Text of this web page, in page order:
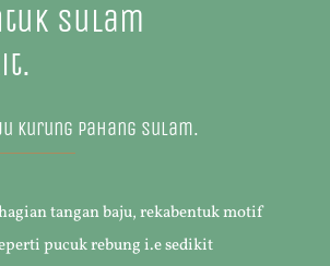
Sulam
Kurung Pahang Sulam.
tangan baju, rekabentuk motif
pucuk rebung i.e sedikit